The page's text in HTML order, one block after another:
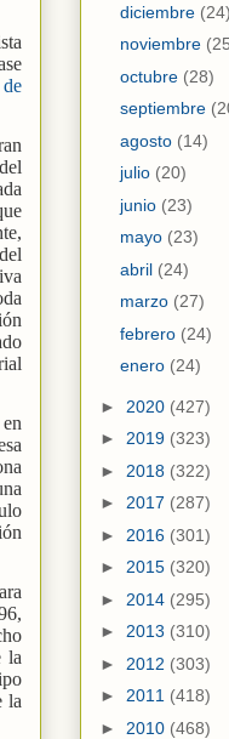
la
la
diciembre (24)
noviembre
octubre (28)
septiembre
agosto (14)
julio (20)
junio (23)
mayo (23)
abril (24)
marzo (27)
febrero (24)
enero (24)
► 2020 (427)
► 2019 (323)
► 2018 (322)
► 2017 (287)
► 2016 (301)
► 2015 (320)
► 2014 (295)
► 2013 (310)
► 2012 (303)
► 2011 (418)
► 2010 (468)